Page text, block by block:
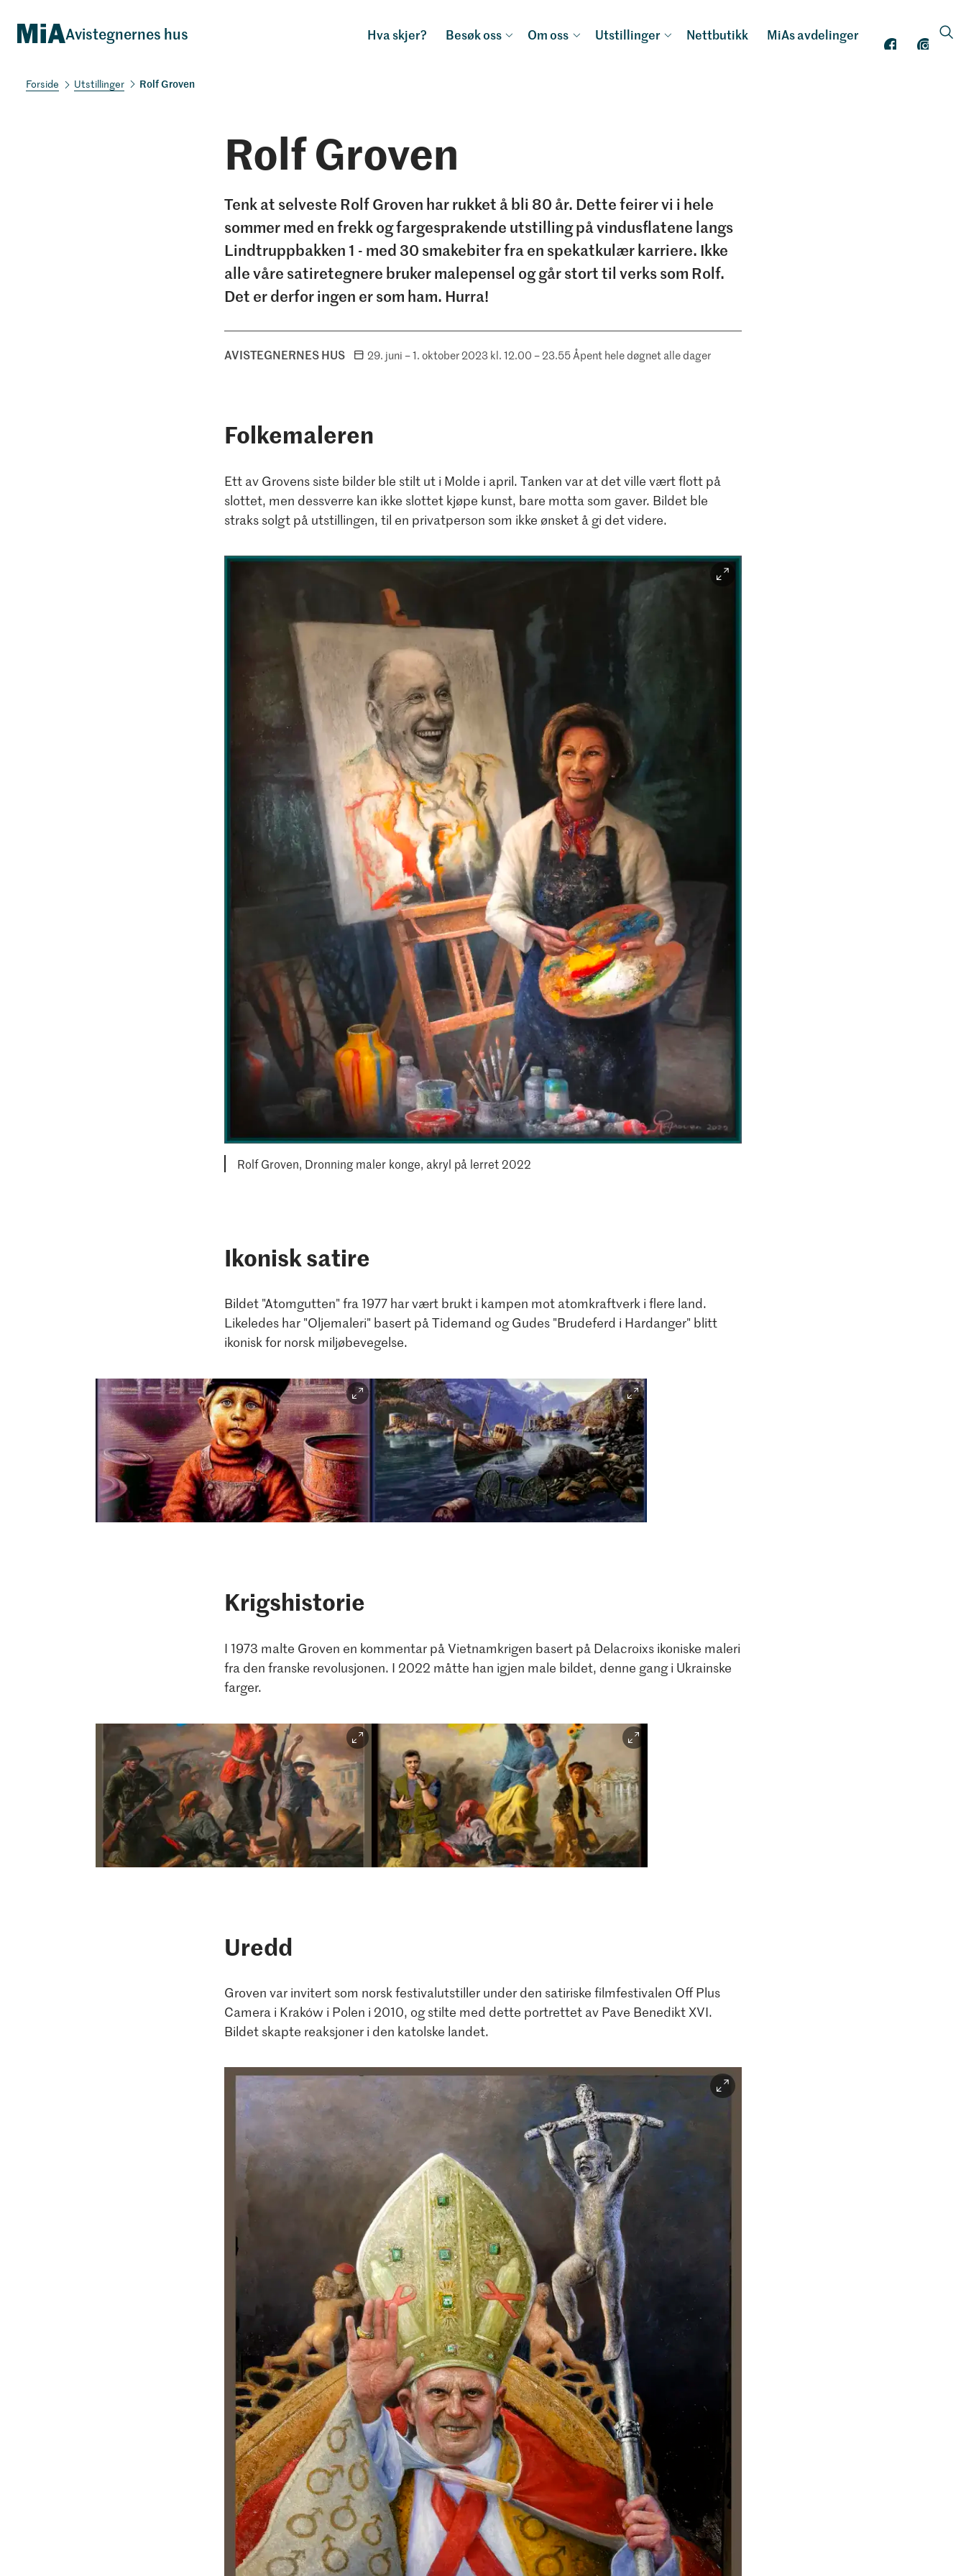
Avistegnernes hus Hva skjer? Besøk oss Om oss Utstillinger Nettbutikk MiAs avdelinger
Utstillinger Rolf Groven
Rolf Groven
Tenk at selveste Rolf Groven har rukket å bli 80 år. Dette feirer vi i hele
sommer med en frekk og fargesprakende utstilling på vindusflatene langs
Lindtruppbakken 1 - med 30 smakebiter fra en spekatkulær karriere. Ikke
alle våre satiretegnere bruker malepensel og går stort til verks som Rolf.
Det er derfor ingen er som ham. Hurra!
AVISTEGNERNES HUS 29. juni – 1. oktober2023 kl. 12.00 – 23.55 Åpent hele døgnet alle dager
Folkemaleren
Ett av Grovens siste bilder ble stilt ut i Molde i april. Tanken var at det ville vært flott på
slottet, men dessverre kan ikke slottet kjøpe kunst, bare motta som gaver. Bildet ble
straks solgt på utstillingen, til en privatperson som ikke ønsket å gi det videre.
Rolf Groven, Dronning maler konge, akryl på lerret 2022
Ikonisk satire
Bildet "Atomgutten" fra 1977 har vært brukt i kampen mot atomkraftverk i flere land.
Likeledes har "Oljemaleri" basert på Tidemand og Gudes "Brudeferd i Hardanger" blitt
ikonisk for norsk miljøbevegelse.
Krigshistorie
I 1973 malte Groven en kommentar på Vietnamkrigen basert på Delacroixs ikoniske maleri
fra den franske revolusjonen. I 2022 måtte han igjen male bildet, denne gang i Ukrainske
farger.
Uredd
Groven var invitert som norsk festivalutstiller under den satiriske filmfestivalen Off Plus
Camera i Kraków i Polen i 2010, og stilte med dette portrettet av Pave Benedikt XVI.
Bildet skapte reaksjoner i den katolske landet.